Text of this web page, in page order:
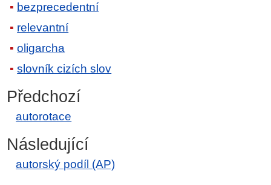
bezprecedentní
relevantní
oligarcha
slovník cizích slov
Předchozí
autorotace
Následující
autorský podíl (AP)